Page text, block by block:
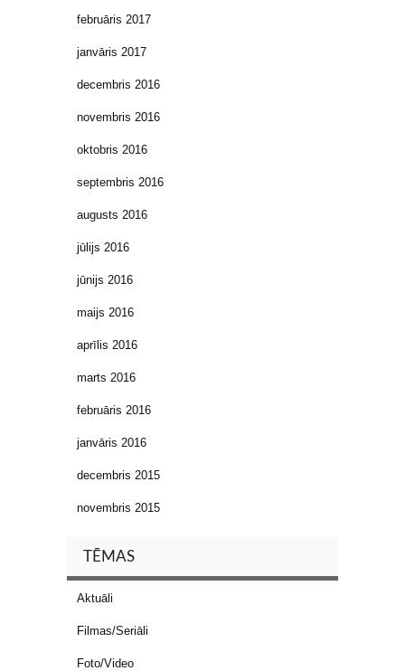
februāris 2017
janvāris 2017
decembris 2016
novembris 2016
oktobris 2016
septembris 2016
augusts 2016
jūlijs 2016
jūnijs 2016
maijs 2016
aprīlis 2016
marts 2016
februāris 2016
janvāris 2016
decembris 2015
novembris 2015
TĒMAS
Aktuāli
Filmas/Seriāli
Foto/Video